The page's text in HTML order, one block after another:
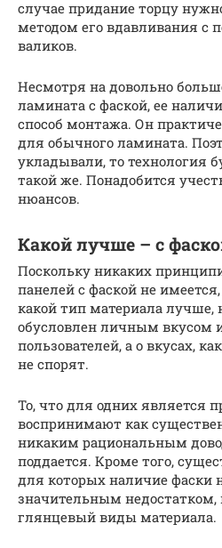
случае придание торцу
методом его вдавливания
валиков.
Несмотря на довольно
ламината с фаской, ее
способ монтажа. Он
для обычного ламината.
укладывали, то технология
такой же. Понадобится
нюансов.
Какой лучше – с
Поскольку никаких
панелей с фаской не
какой тип материала лучше,
обусловлен личным вкусом
пользователей, а о вкусах,
не спорят.
То, что для одних является
воспринимают как
никаким рациональным
поддается. Кроме того,
для которых наличие фаски
значительным
глянцевый виды материала.